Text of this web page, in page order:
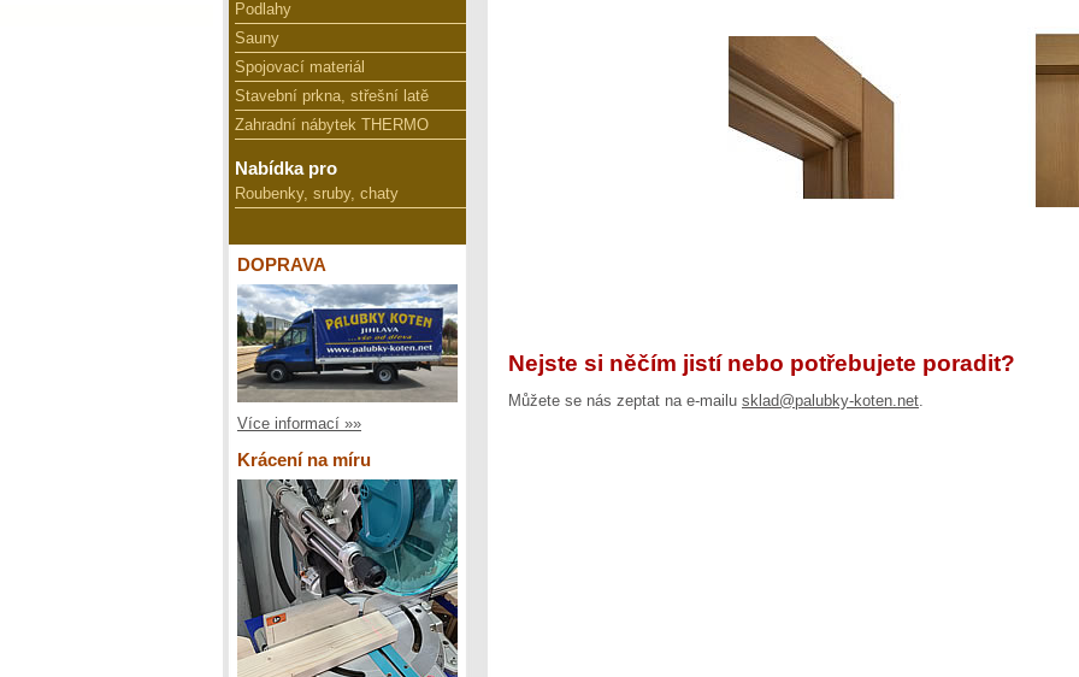
Podlahy
Sauny
Spojovací materiál
Stavební prkna, střešní latě
Zahradní nábytek THERMO
Nabídka pro
Roubenky, sruby, chaty
DOPRAVA
Více informací »»
Krácení na míru
Nejste si něčím jistí nebo potřebujete poradit?
Můžete se nás zeptat na e-mailu sklad@palubky-koten.net.